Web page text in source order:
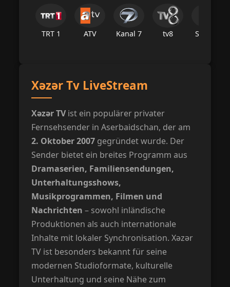
TRT 1 ATV Kanal 7 tv8 Star Tv
Xəzər Tv LiveStream
Xəzər TVist ein populärer privater
Fernsehsender in Aserbaidschan, der am
2. Oktober 2007 gegründet wurde. Der
Sender bietet ein breites Programm aus
Dramaserien, Familiensendungen,
Unterhaltungsshows,
Musikprogrammen, Filmen und
Nachrichten – sowohl inländische
Produktionen als auch internationale
Inhalte mit lokaler Synchronisation. Xəzər
TV ist besonders bekannt für seine
modernen Studioformate, kulturelle
Unterhaltung und seine Nähe zum